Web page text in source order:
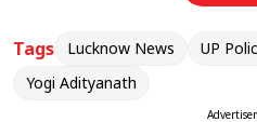
रामाशीष
को भेजा
‹
Tags Lucknow News UP
Yogi Adityanath